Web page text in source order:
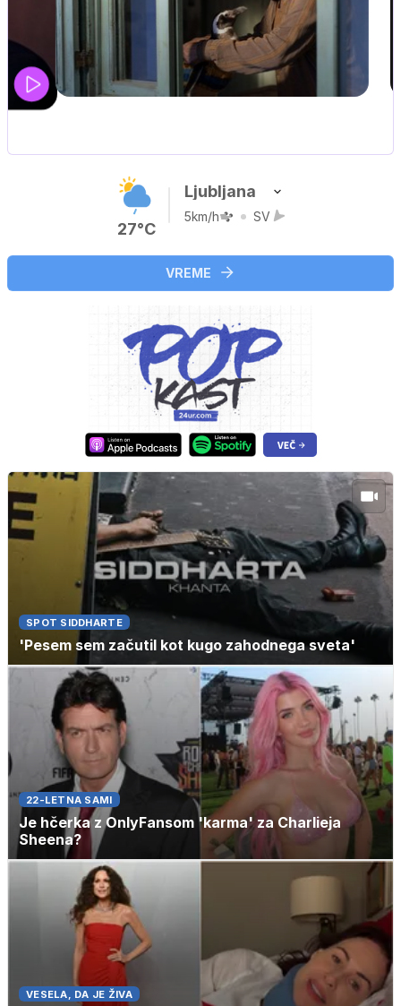
27°C
Ljubljana
5km/h SV
VREME
SPOT SIDDHARTE
'Pesem sem začutil kot kugo zahodnega sveta'
22-LETNA SAMI
Je hčerka z OnlyFansom 'karma' za Charlieja
Sheena?
VESELA, DA JE ŽIVA